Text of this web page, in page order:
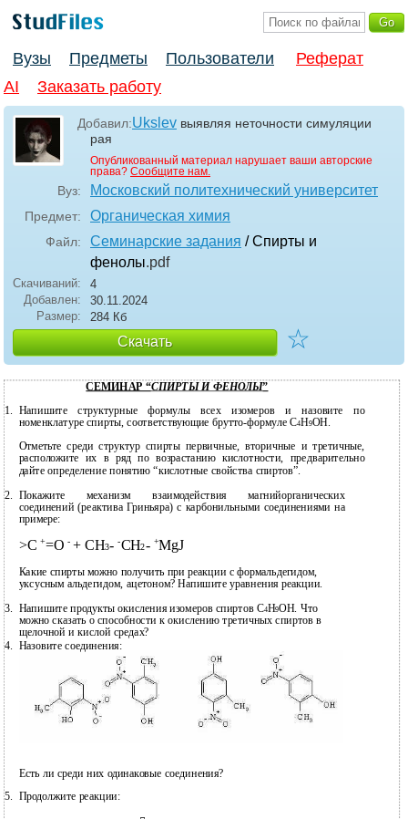
Вузы Предметы Пользователи
Реферат
AI
Заказать работу
Добавил:Ukslev выявляя неточности симуляции
рая
Опубликованный материал нарушает ваши авторские
права? Сообщите нам.
Вуз: Московский политехнический университет
Предмет: Органическая химия
Файл: Семинарские задания / Спирты и
фенолы.pdf
Скачиваний:
4
Добавлен:
30.11.2024
Размер:
284 Кб
Скачать ☆
СЕМИНАР “СПИРТЫ И ФЕНОЛЫ”
1. Напишите структурные формулы всех изомеров и назовите по
номенклатуре спирты, соответствующиебрутто-формуле С4Н9ОН.
Отметьте среди структур спирты первичные, вторичные и третичные,
расположите их в ряд по возрастанию кислотности, предварительно
дайте определение понятию “кислотные свойства спиртов”.
2.
Покажите механизм взаимодействия магнийорганических
соединений (реактива Гриньяра) с карбонильными соединениями на
примере:
>С+=О - + CH3--CH2- +MgJ
Какие спирты можно получить при реакции с формальдегидом,
уксусным альдегидом, ацетоном? Напишите уравнения реакции.
3. Напишите продукты окисления изомеров спиртов С4Н9ОН. Что
можно сказать о способности к окислению третичных спиртов в
щелочной и кислой средах?
4. Назовите соединения:
Есть ли среди них одинаковые соединения?
5. Продолжите реакции: